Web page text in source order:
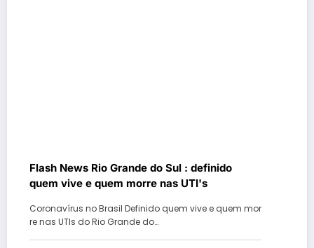
Flash News Rio Grande do Sul : definido
quem vive e quem morre nas UTI's
Coronavírus no Brasil Definido quem vive e quem mor
re nas UTIs do Rio Grande do…